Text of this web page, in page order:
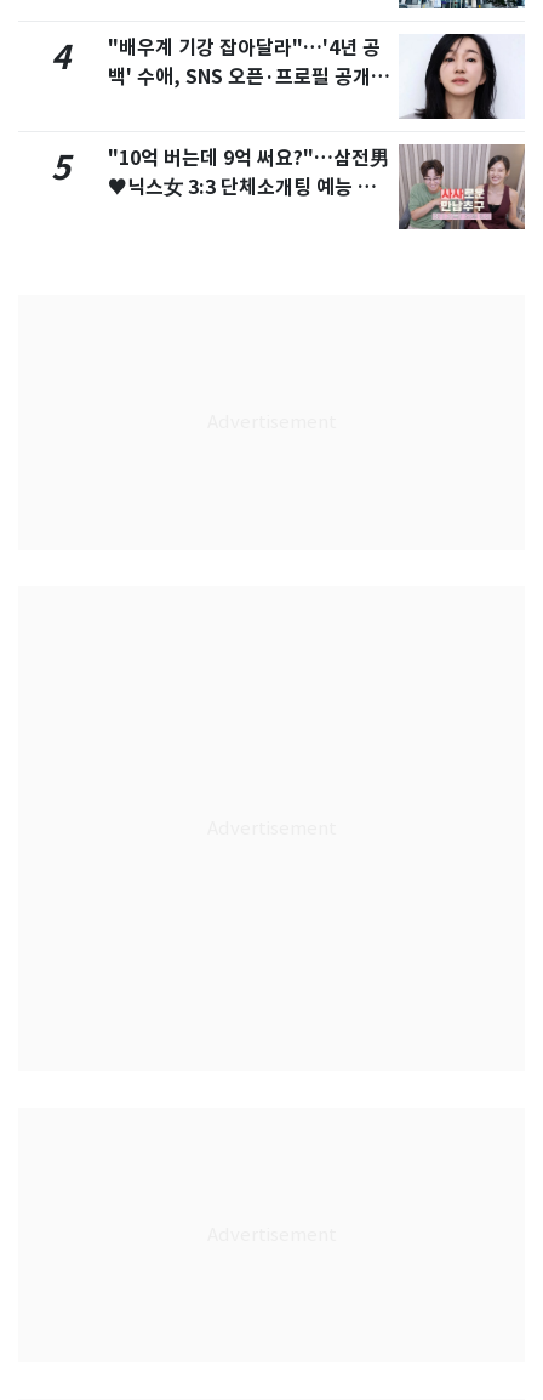
4
"배우계 기강 잡아달라"…'4년 공
백' 수애, SNS 오픈·프로필 공개
5
"10억 버는데 9억 써요?"…삼전男
♥닉스女 3:3 단체소개팅 예능 화